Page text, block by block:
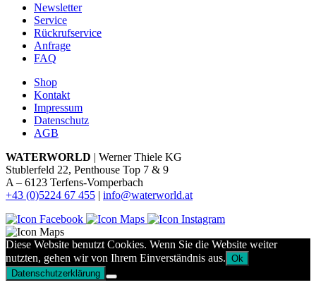
Newsletter
Service
Rückrufservice
Anfrage
FAQ
Shop
Kontakt
Impressum
Datenschutz
AGB
WATERWORLD | Werner Thiele KG
Stublerfeld 22, Penthouse Top 7 & 9
A – 6123 Terfens-Vomperbach
+43 (0)5224 67 455 | info@waterworld.at
Diese Website benutzt Cookies. Wenn Sie die Website weiter
nutzten, gehen wir von Ihrem Einverständnis aus. Ok
Datenschutzerklärung